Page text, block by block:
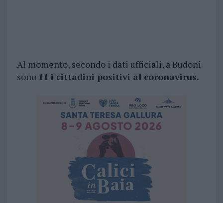
Al momento, secondo i dati ufficiali, a Budoni
sono 11 i cittadini positivi al coronavirus.